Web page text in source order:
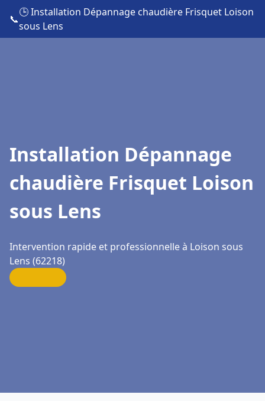
📞
🕒 Installation Dépannage chaudière Frisquet Loison
sous Lens
Installation Dépannage
chaudière Frisquet Loison
sous Lens
Intervention rapide et professionnelle à Loison sous
Lens (62218)